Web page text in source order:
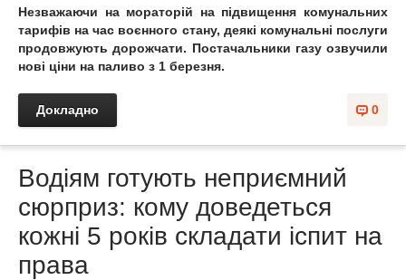
Незважаючи на мораторій на підвищення комунальних
тарифів на час воєнного стану, деякі комунальні послуги
продовжують дорожчати. Постачальники газу озвучили
нові ціни на паливо з 1 березня.
0
Докладно
Водіям готують неприємний
сюрприз: кому доведеться
кожні 5 років складати іспит на
права